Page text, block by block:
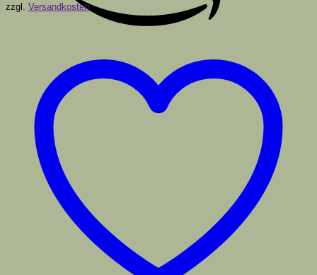
zzgl. Versandkosten